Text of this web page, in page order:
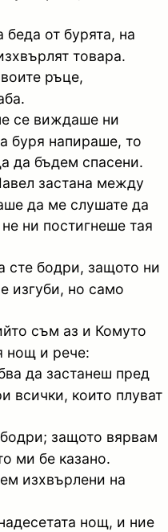
от бурята, на
товара.
ръце,
се виждаше ни
буря напираше, то
да бъдем спасени.
застана между
да ме слушате да
ни постигнеше тая
сте бодри, защото ни
изгуби, но само
съм аз и Комуто
нощ и рече:
да застанеш пред
всички, които плуват
защото вярвам
ми бе казано.
изхвърлени на
нощ, и ние